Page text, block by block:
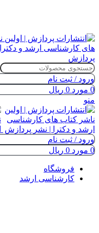
ورود / ثبت نام
0 مورد 0 ریال
منو
ورود / ثبت نام
0 مورد 0 ریال
فروشگاه
کارشناسی ارشد